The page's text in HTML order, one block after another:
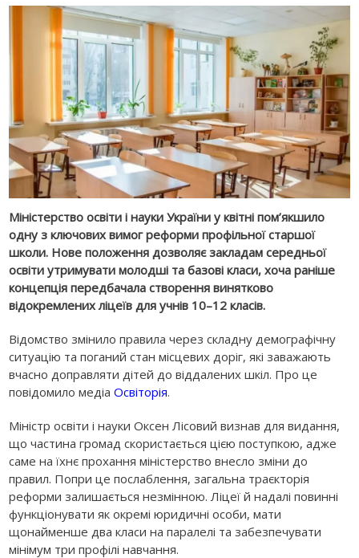
Міністерство освіти і науки України у квітні пом’якшило
одну з ключових вимог реформи профільної старшої
школи. Нове положення дозволяє закладам середньої
освіти утримувати молодші та базові класи, хоча раніше
концепція передбачала створення винятково
відокремлених ліцеїв для учнів 10–12 класів.
Відомство змінило правила через складну демографічну
ситуацію та поганий стан місцевих доріг, які заважають
вчасно доправляти дітей до віддалених шкіл. Про це
повідомило медіаОсвіторія.
Міністр освіти і науки Оксен Лісовий визнав для видання,
що частина громад скористається цією поступкою, адже
саме на їхнє прохання міністерство внесло зміни до
правил. Попри це послаблення, загальна траєкторія
реформи залишається незмінною. Ліцеї й надалі повинні
функціонувати як окремі юридичні особи, мати
щонайменше два класи на паралелі та забезпечувати
мінімум три профілі навчання.